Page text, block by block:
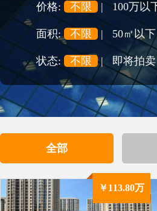
价格: 不限 | 100万以
面积: 不限 | 50㎡以下
状态: 不限 | 即将拍卖
全部
￥113.80万